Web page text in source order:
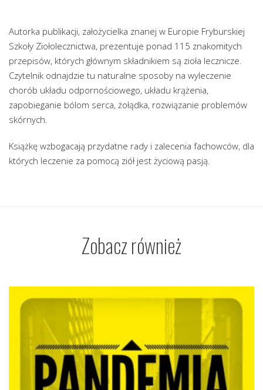
Autorka publikacji, założycielka znanej w Europie Fryburskiej
Szkoły Ziołolecznictwa, prezentuje ponad 115 znakomitych
przepisów, których głównym składnikiem są zioła lecznicze.
Czytelnik odnajdzie tu naturalne sposoby na wyleczenie
chorób układu odpornościowego, układu krążenia,
zapobieganie bólom serca, żołądka, rozwiązanie problemów
skórnych.
Książkę wzbogacają przydatne rady i zalecenia fachowców, dla
których leczenie za pomocą ziół jest życiową pasją.
Zobacz również